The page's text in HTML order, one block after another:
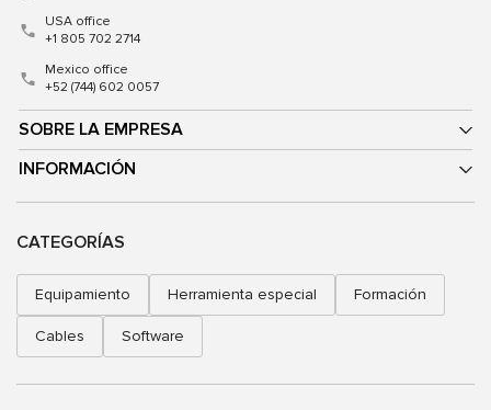
SOBRE LA EMPRESA
INFORMACIÓN
USA office
+1 805 702 2714
Mexico office
+52 (744) 602 0057
CATEGORÍAS
Equipamiento Herramienta especial Formación
Cables Software